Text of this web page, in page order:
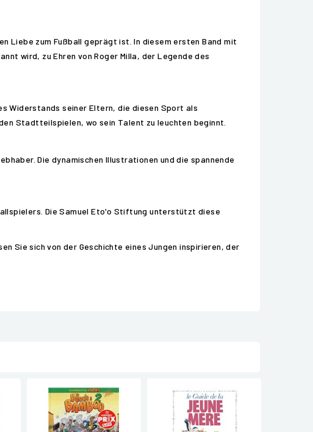
Liebe zum Fußball geprägt ist. In diesem ersten Band mit
wird, zu Ehren von Roger Milla, der Legende des
Widerstands seiner Eltern, die diesen Sport als
Stadtteilspielen, wo sein Talent zu leuchten beginnt.
Die dynamischen Illustrationen und die spannende
Die Samuel Eto'o Stiftung unterstützt diese
Sie sich von der Geschichte eines Jungen inspirieren, der